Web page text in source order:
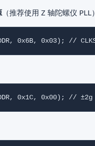
（推荐使用 Z 轴陀螺仪 PLL）